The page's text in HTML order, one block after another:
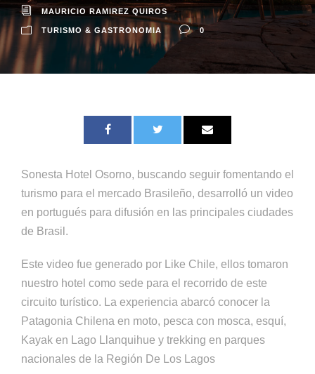
MAURICIO RAMIREZ QUIROS
TURISMO & GASTRONOMIA 0
Sonesta Hotel Osorno, buscando seguir fomentando el
turismo para el mercado Brasileño, desarrolló un video
en portugués para difusión en las principales ciudades
de Brasil.
Este video fue generado por Like Chile, ellos tomaron
nuestro hotel como sede para el recorrido de este
circuito turístico. La experiencia abarcó conocer la
Patagonia Chilena en moto, pesca con mosca, esquí,
Kayak en Lago Llanquihue y trekking en parques
nacionales de la Región De Los Lagos